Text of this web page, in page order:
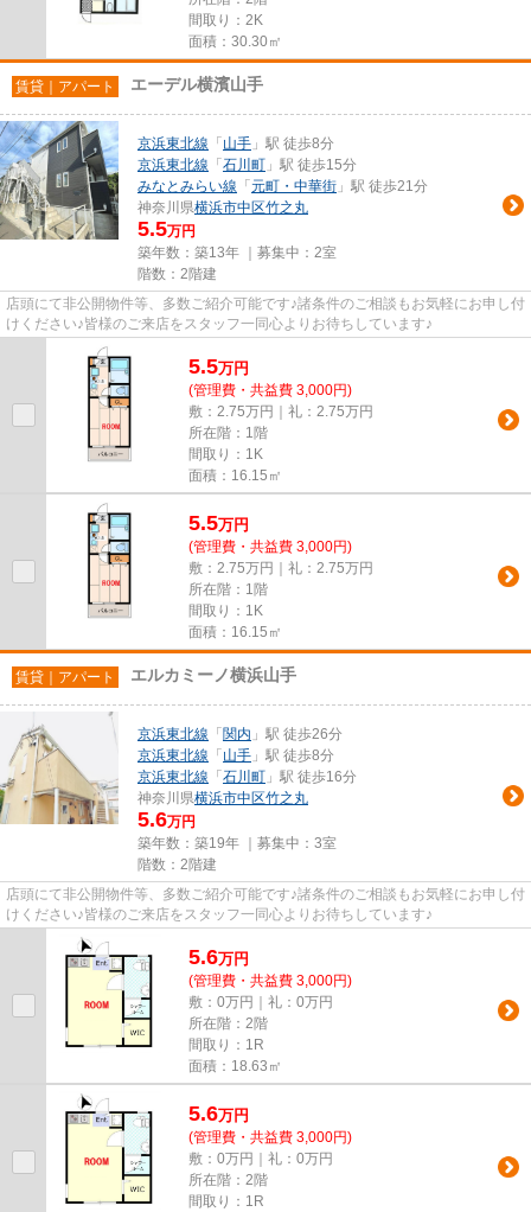
間取り：2K
面積：30.30㎡
賃貸｜アパート エーデル横濱山手
京浜東北線 「 山手 」駅 徒歩8分
京浜東北線 「 石川町 」駅 徒歩15分
みなとみらい線 「 元町・中華街 」駅 徒歩21分
神奈川県横浜市中区竹之丸
5.5万円
築年数：築13年 ｜募集中： 2室
階数：2階建
店頭にて非公開物件等、多数ご紹介可能です♪諸条件のご相談もお気軽にお申し付
けください♪皆様のご来店をスタッフ一同心よりお待ちしています♪
5.5万円
(管理費・共益費 3,000円)
敷：2.75万円｜礼：2.75万円
所在階：1階
間取り：1K
面積：16.15㎡
5.5万円
(管理費・共益費 3,000円)
敷：2.75万円｜礼：2.75万円
所在階：1階
間取り：1K
面積：16.15㎡
賃貸｜アパート エルカミーノ横浜山手
京浜東北線 「 関内 」駅 徒歩26分
京浜東北線 「 山手 」駅 徒歩8分
京浜東北線 「 石川町 」駅 徒歩16分
神奈川県横浜市中区竹之丸
5.6万円
築年数：築19年 ｜募集中： 3室
階数：2階建
店頭にて非公開物件等、多数ご紹介可能です♪諸条件のご相談もお気軽にお申し付
けください♪皆様のご来店をスタッフ一同心よりお待ちしています♪
5.6万円
(管理費・共益費 3,000円)
敷：0万円｜礼：0万円
所在階：2階
間取り：1R
面積：18.63㎡
5.6万円
(管理費・共益費 3,000円)
敷：0万円｜礼：0万円
所在階：2階
間取り：1R